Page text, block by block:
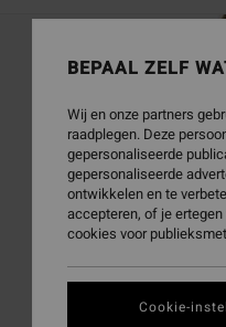
BEPAAL ZELF
Wij en onze partners
raadplegen. Deze
gepersonaliseerde
gepersonaliseerde
ontwikkelen en te
accepteren, of je
cookies voor
Cookie-